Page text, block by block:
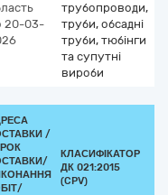
20-03-
трубопроводи,
труби, обсадні
труби, тюбінги
та супутні
вироби
/
КЛАСИФІКАТОР
ДК 021:2015
(CPV)